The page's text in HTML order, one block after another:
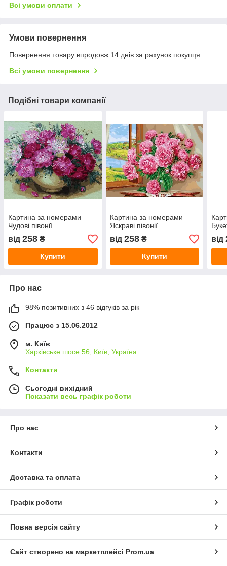
Всі умови оплати
Умови повернення
Повернення товару впродовж 14 днів за рахунок покупця
Всі умови повернення
Подібні товари компанії
Картина за номерами
Чудові півонії
від 258 ₴
Купити
Картина за номерами
Яскраві півонії
від 258₴
Купити
від
Про нас
98% позитивних з 46 відгуків за рік
Працює з 15.06.2012
м. Київ
Харківське шосе 56, Київ, Україна
Контакти
Сьогодні вихідний
Показати весь графік роботи
Про нас
Контакти
Доставка та оплата
Графік роботи
Повна версія сайту
Сайт створено на маркетплейсі Prom.ua